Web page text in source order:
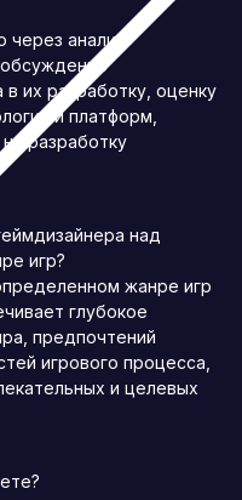
анализ
их разработку, оценку
и платформ,
разработку
над
игр?
жанре игр
глубокое
предпочтений
игрового процесса,
и целевых